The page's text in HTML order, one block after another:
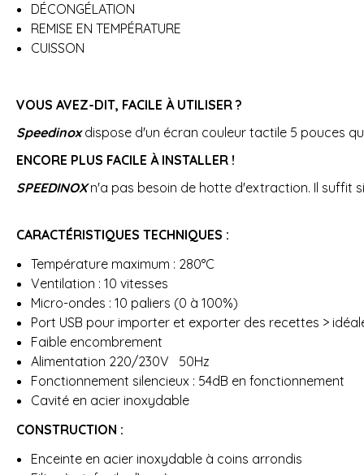
DÉCONGÉLATION
REMISE EN TEMPÉRATURE
CUISSON
VOUS AVEZ-DIT, FACILE À UTILISER ?
Speedinoxdispose d'un écran couleur tactile 5 pouces
ENCORE PLUS FACILE À INSTALLER !
SPEEDINOXn'a pas besoin de hotte d'extraction. Il suffit
CARACTÉRISTIQUES TECHNIQUES :
Température maximum : 280°C
Ventilation : 10 vitesses
Micro-ondes : 10 paliers (0 à 100%)
Port USB pour importer et exporter des recettes >
Faible encombrement
Alimentation 220/230V 50Hz
Fonctionnement silencieux : 54dB en fonctionnement
Cavité en acier inoxydable
CONSTRUCTION :
Enceinte en acier inoxydable à coins arrondis